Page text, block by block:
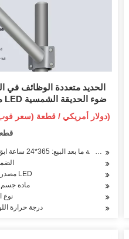
الحديد متعددة الوظائف في
مسار الحلي LED ضوء الحديقة الشمسية
5.05-5.25 دولار أمريكي / قطعة (سعر فوب)
500
خدمة ما بعد البيع: 365*24 ساعة ابق على الإنترنت
مصدر الضوء: مصباح LED
مادة جسم
نوع
درجة حرارة